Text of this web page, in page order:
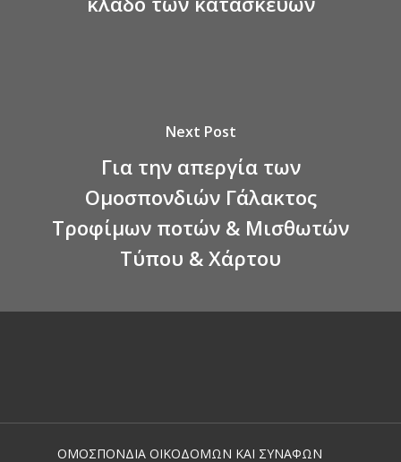
Next Post
Για την απεργία των
Ομοσπονδιών Γάλακτος
Τροφίμων ποτών & Μισθωτών
Τύπου & Χάρτου
ΟΜΟΣΠΟΝΔΙΑ ΟΙΚΟΔΟΜΩΝ ΚΑΙ ΣΥΝΑΦΩΝ